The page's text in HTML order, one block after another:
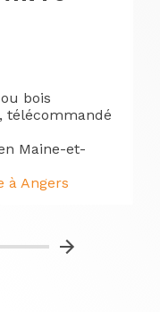
bois
télécommandé
Maine-et-
à Angers